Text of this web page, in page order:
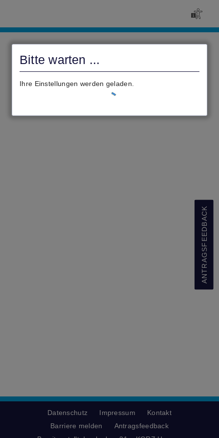
Bitte warten ...
Ihre Einstellungen werden geladen.
ANTRAGSFEEDBACK
Datenschutz Impressum
Kontakt
Barriere melden
Antragsfeedback